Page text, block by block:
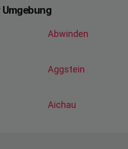
Abwinden
Aggstein
Aichau